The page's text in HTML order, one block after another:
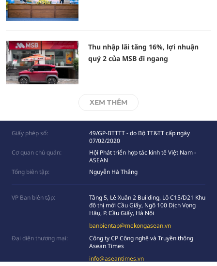
Thu nhập lãi tăng 16%, lợi nhuận
quý 2 của MSB đi ngang
XEM THÊM
Giấy phép số:
49/GP-BTTTT - do Bộ TT&TT cấp ngày
07/02/2020
Cơ quan chủ quản:
Hội Phát triển hợp tác kinh tế Việt Nam -
ASEAN
Tổng biên tập:
Nguyễn Hà Thắng
VP Ban biên tập:
Tầng 5, Lê Xuân 2 Building, Lô C15/D21 Khu
đô thị mới Cầu Giấy, Ngõ 100 Dịch Vọng
Hâụ, P. Cầu Giấy, Hà Nội
banbientap@mekongasean.vn
Đại diện thương mại:
Công ty CP Công nghệ và Truyền thông
Asean Times
info@aseantimes.vn